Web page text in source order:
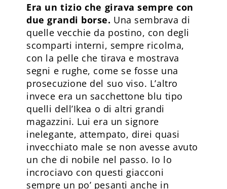
Era un tizio che girava sempre con
due grandi borse. Una sembrava di
quelle vecchie da postino, con degli
scomparti interni, sempre ricolma,
con la pelle che tirava e mostrava
segni e rughe, come se fosse una
prosecuzione del suo viso. L’altro
invece era un sacchettone blu tipo
quelli dell’Ikea o di altri grandi
magazzini. Lui era un signore
inelegante, attempato, direi quasi
invecchiato male se non avesse avuto
un che di nobile nel passo. Io lo
incrociavo con questi giacconi
sempre un po’ pesanti anche in